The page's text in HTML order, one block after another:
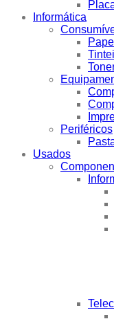
Informática
Papel
Periféricos
Usados